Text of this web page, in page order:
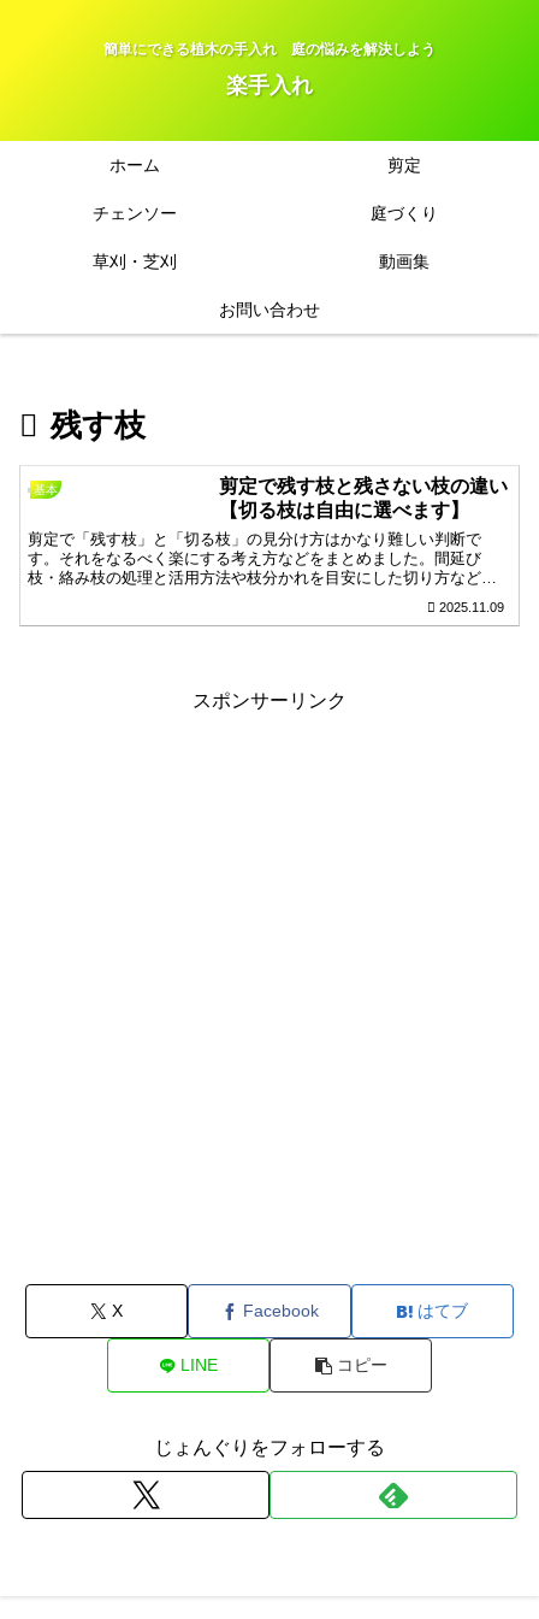
簡単にできる植木の手入れ 庭の悩みを解決しよう
楽手入れ
ホーム 剪定
チェンソー 庭づくり
草刈・芝刈 動画集
お問い合わせ
残す枝
基本
剪定で残す枝と残さない枝の違い
【切る枝は自由に選べます】
剪定で「残す枝」と「切る枝」の見分け方はかなり難しい判断で
す。それをなるべく楽にする考え方などをまとめました。間延び
枝・絡み枝の処理と活用方法や枝分かれを目安にした切り方など、
2025.11.09
スポンサーリンク
X Facebook はてブ
LINE コピー
じょんぐりをフォローする